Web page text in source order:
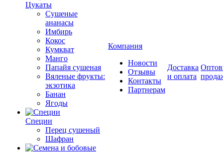
Цукаты
Cушеные
ананасы
Имбирь
Кокос
Кумкват
Манго
Папайя сушеная
Вяленые фрукты:
экзотика
Банан
Ягоды
Специи
Перец сушеный
Шафран
Компания
Новости
Отзывы
Контакты
Партнерам
Доставка
и оплата